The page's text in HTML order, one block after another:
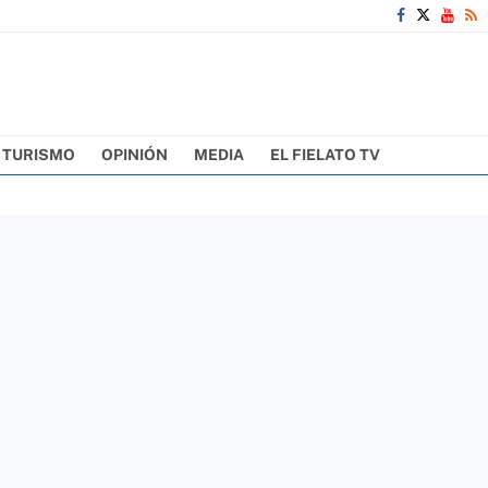
TURISMO OPINIÓN MEDIA EL FIELATO TV